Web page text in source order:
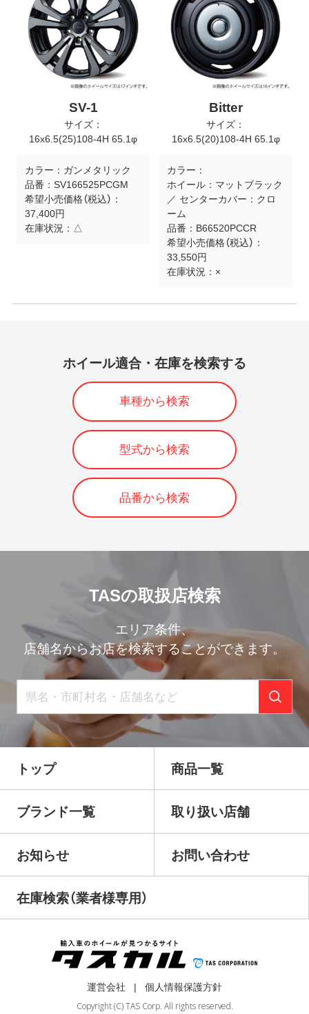
SV-1
サイズ：
16x6.5(25)108-4H 65.1φ
カラー： ガンメタリック
品番： SV166525PCGM
希望小売価格（税込）：
37,400円
在庫状況： △
Bitter
サイズ：
16x6.5(20)108-4H 65.1φ
カラー：
ホイール：マットブラック
／ センターカバー：クロ
ーム
品番： B66520PCCR
希望小売価格（税込）：
33,550円
在庫状況： ×
ホイール適合・在庫を検索する
車種から検索
型式から検索
品番から検索
TASの取扱店検索
エリア条件、
店舗名からお店を検索することができます。
トップ 商品一覧
ブランド一覧 取り扱い店舗
お知らせ お問い合わせ
在庫検索（業者様専用）
運営会社
個人情報保護方針
Copyright (C) TAS Corp. All rights reserved.